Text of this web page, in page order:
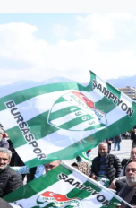
Tüm Haberler
Künye
Süper Lig
Son Dakika
Haber Arşivi